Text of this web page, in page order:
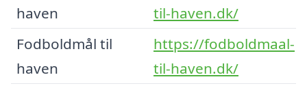
haven
til-haven.dk/
Fodboldmål til
haven
https://fodboldmaal-
til-haven.dk/